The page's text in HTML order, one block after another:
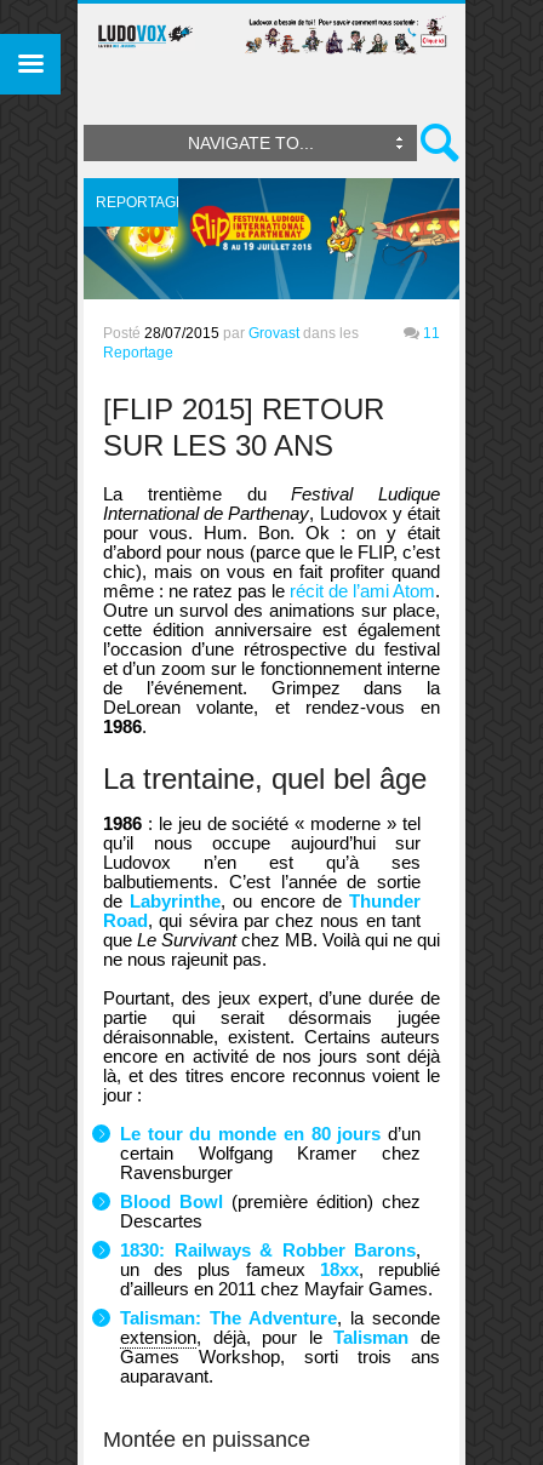
NAVIGATE TO...
REPORTAGE
Posté 28/07/2015 par Grovast dans les
Reportage
11
[FLIP 2015] RETOUR
SUR LES 30 ANS
La trentième duFestival Ludique
International de Parthenay, Ludovox y était
pour vous. Hum. Bon. Ok : on y était
d’abord pour nous (parce que le FLIP, c’est
chic), mais on vous en fait profiter quand
même : ne ratez pas le récit de l’ami Atom.
Outre un survol des animations sur place,
cette édition anniversaire est également
l’occasion d’une rétrospective du festival
et d’un zoom sur le fonctionnement interne
de l’événement. Grimpez dans la
DeLorean volante, et rendez-vous en
1986.
La trentaine, quel bel âge
1986 : le jeu de société « moderne » tel
qu’il nous occupe aujourd’hui sur
Ludovox n’en est qu’à ses
balbutiements. C’est l’année de sortie
de Labyrinthe, ou encore deThunder
Road, qui sévira par chez nous en tant
que Le Survivantchez MB. Voilà qui ne qui
ne nous rajeunit pas.
Pourtant, des jeux expert, d’une durée de
partie qui serait désormais jugée
déraisonnable, existent. Certains auteurs
encore en activité de nos jours sont déjà
là, et des titres encore reconnus voient le
jour :
Le tour du monde en 80 jours d’un
certain Wolfgang Kramer chez
Ravensburger
Blood Bowl (première édition) chez
Descartes
1830: Railways & Robber Barons,
un des plus fameux 18xx, republié
d’ailleurs en 2011 chez Mayfair Games.
Talisman: The Adventure, la seconde
extension, déjà, pour leTalisman de
Games Workshop, sorti trois ans
auparavant.
Montée en puissance